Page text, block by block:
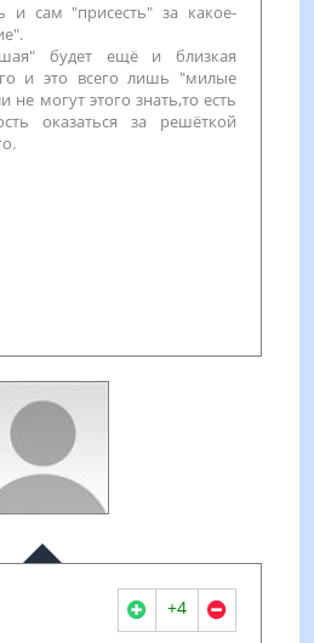
и сам "присесть" за какое-
будет ещё и близкая
и это всего лишь "милые
не могут этого знать,то есть
оказаться за решёткой
+4